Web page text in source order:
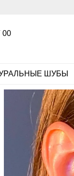
00
ШУБЫ